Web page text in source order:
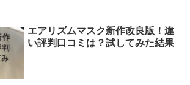
エアリズムマスク新作改良版！違
い評判口コミは？試してみた結果